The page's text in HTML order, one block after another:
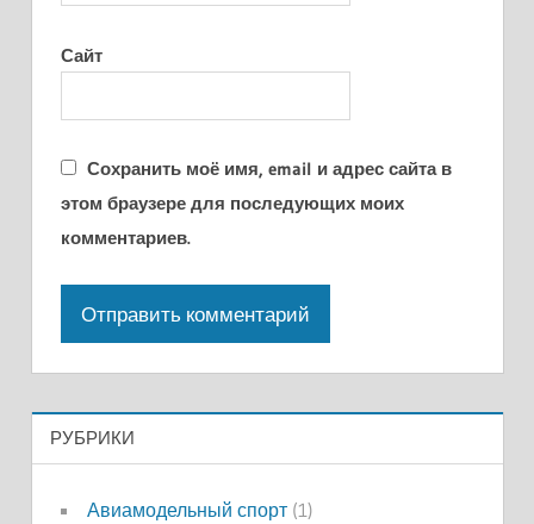
Сайт
Сохранить моё имя, email и адрес сайта в
этом браузере для последующих моих
комментариев.
РУБРИКИ
Авиамодельный спорт(1)